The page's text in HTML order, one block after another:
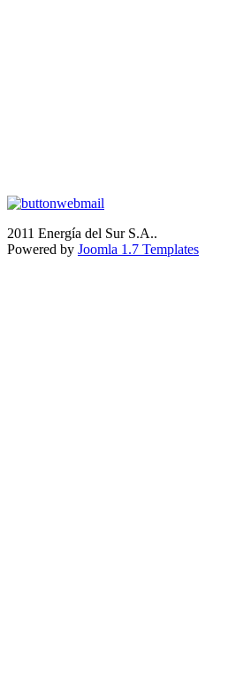
2011 Energía del Sur S.A..
Powered by Joomla 1.7 Templates